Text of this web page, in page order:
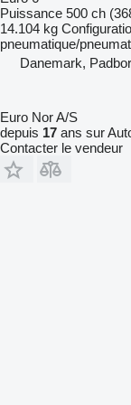
Puissance 500 ch
14.104 kg
pneumatique/
Danemark,
Euro Nor A/S
depuis 17 ans sur
Contacter le vendeur